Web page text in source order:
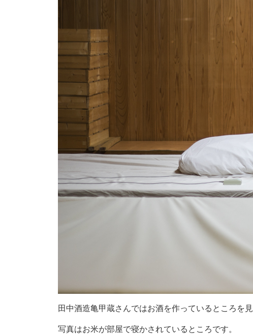
田中酒造亀甲蔵さんではお酒を作っているところを
写真はお米が部屋で寝かされているところです。